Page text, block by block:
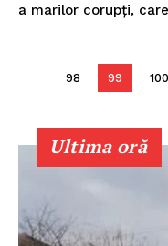
a marilor corupți,
98 99 100
Ultima oră